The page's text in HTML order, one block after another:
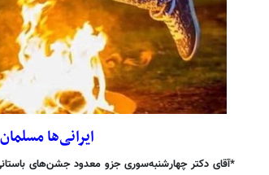
ایرانی‌ها
*آقای دکتر چهارشنبه‌سوری جزو معدود جشن‌های